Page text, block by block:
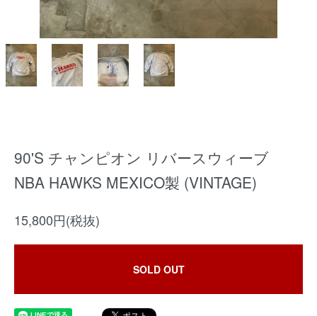
90'S チャンピオン リバースウィーブ
NBA HAWKS MEXICO製 (VINTAGE)
15,800円(税抜)
SOLD OUT